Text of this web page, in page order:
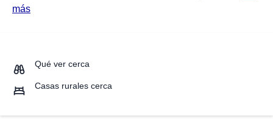
más
Qué ver cerca
Casas rurales cerca